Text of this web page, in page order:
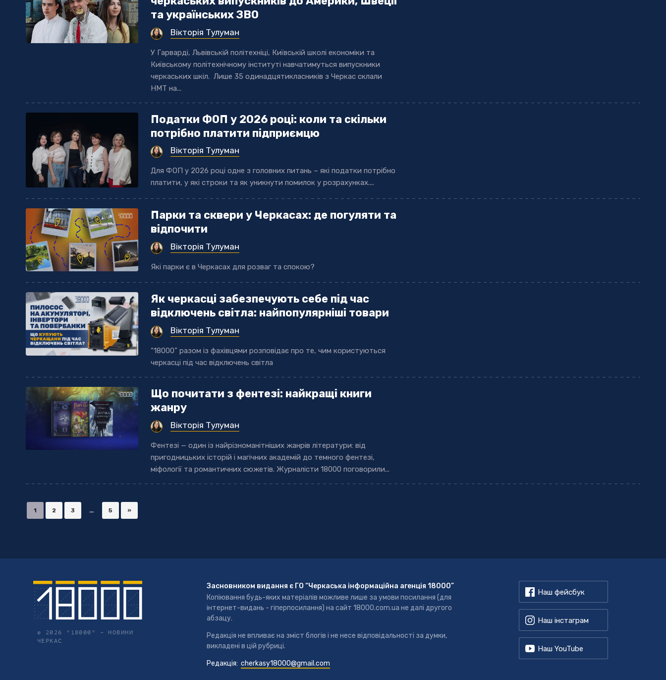
та українських ЗВО
Вікторія Тулуман
У Гарварді, Львівській політехніці, Київській школі економіки та
Київському політехнічному інституті навчатимуться випускники
черкаських шкіл. Лише 35 одинадцятикласників з Черкас склали
НМТ на...
Податки ФОП у 2026 році: коли та скільки
потрібно платити підприємцю
Вікторія Тулуман
Для ФОП у 2026 році одне з головних питань – які податки потрібно
платити, у які строки та як уникнути помилок у розрахунках....
Парки та сквери у Черкасах: де погуляти та
відпочити
Вікторія Тулуман
Які парки є в Черкасах для розваг та спокою?
Як черкасці забезпечують себе під час
відключень світла: найпопулярніші товари
Вікторія Тулуман
“18000” разом із фахівцями розповідає про те, чим користуються
черкасці під час відключень світла
Що почитати з фентезі: найкращі книги
жанру
Вікторія Тулуман
Фентезі — один із найрізноманітніших жанрів літератури: від
пригодницьких історій і магічних академій до темного фентезі,
міфології та романтичних сюжетів. Журналісти 18000 поговорили...
1 2 3 … 5 »
© 2026 "18000" –НОВИНИ
ЧЕРКАС
Засновником видання є ГО “Черкаська інформаційна агенція 18000”
Копіювання будь-яких матеріалів можливе лише за умови посилання (для
інтернет-видань - гіперпосилання) на сайт 18000.com.ua не далі другого
абзацу.
Редакція не впливає на зміст блогів і не несе відповідальності за думки,
викладені в цій рубриці.
Редакція: cherkasy18000@gmail.com
Наш фейсбук
Наш інстаграм
Наш YouTube